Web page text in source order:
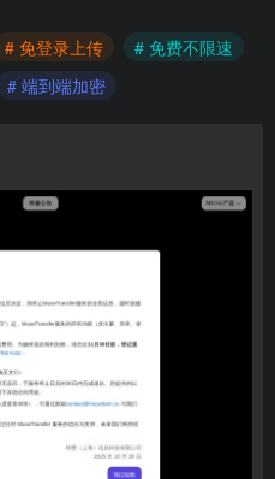
# 免登录上传
# 免费不限速
# 端到端加密